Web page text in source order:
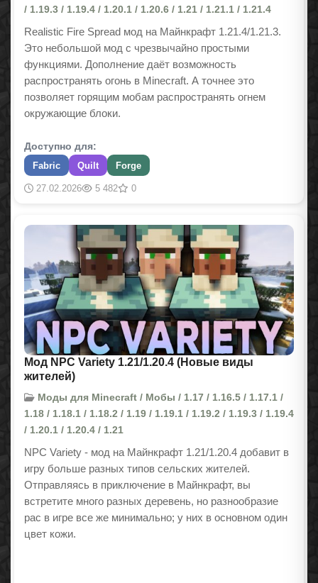
/ 1.19.3 / 1.19.4 / 1.20.1 / 1.20.6 / 1.21 / 1.21.1 / 1.21.4
Realistic Fire Spread мод на Майнкрафт 1.21.4/1.21.3.
Это небольшой мод с чрезвычайно простыми
функциями. Дополнение даёт возможность
распространять огонь в Minecraft. А точнее это
позволяет горящим мобам распространять огнем
окружающие блоки.
Доступно для:
Fabric Quilt Forge
27.02.2026 5 482 0
Мод NPC Variety 1.21/1.20.4 (Новые виды
жителей)
Моды для Minecraft / Мобы / 1.17 / 1.16.5 / 1.17.1 /
1.18 / 1.18.1 / 1.18.2 / 1.19 / 1.19.1 / 1.19.2 / 1.19.3 / 1.19.4
/ 1.20.1 / 1.20.4 / 1.21
NPC Variety - мод на Майнкрафт 1.21/1.20.4 добавит в
игру больше разных типов сельских жителей.
Отправляясь в приключение в Майнкрафт, вы
встретите много разных деревень, но разнообразие
рас в игре все же минимально; у них в основном один
цвет кожи.